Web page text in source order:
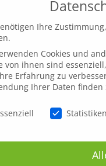
nächsten Kommentar
Ihre
Cookies und
von ihnen sind
Erfahrung zu
Ihrer Daten finden
Statistiken